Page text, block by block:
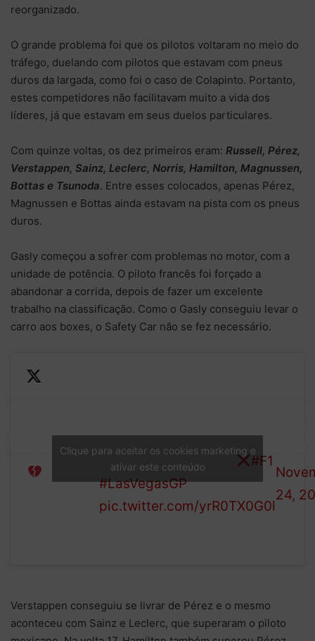
reorganizado.
O grande problema foi que os pilotos voltaram no meio do
tráfego, duelando com pilotos que estavam com pneus
duros da largada, como foi o caso de Colapinto. Portanto,
estes competidores não facilitavam muito a vida dos
líderes, já que estavam em seus duelos particulares.
Com quinze voltas, os dez primeiros eram: Russell, Pérez,
Verstappen, Sainz, Leclerc, Norris, Hamilton, Magnussen,
Bottas e Tsunoda. Entre esses colocados, apenas Pérez,
Magnussen e Bottas ainda estavam na pista com os pneus
duros.
Gasly começou a sofrer com problemas no motor, com a
unidade de potência. O piloto francês foi forçado a
abandonar a corrida, depois de fazer um excelente
trabalho na classificação. Como o Gasly conseguiu levar o
carro aos boxes, o Safety Car não se fez necessário.
for Gasly
he returns to the pits. He’s
not coming out again
#F1
#LasVegasGP
pic.twitter.com/yrR0TX0G0l
24,
Clique para aceitar os cookies marketing e
ativar este conteúdo
Verstappen conseguiu se livrar de Pérez e o mesmo
aconteceu com Sainz e Leclerc, que superaram o piloto